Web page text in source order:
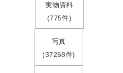
実物資料
(775件)
写真
(37268件)